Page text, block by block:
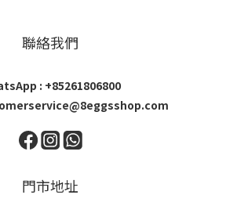
聯絡我們
: +85261806800
門市地址